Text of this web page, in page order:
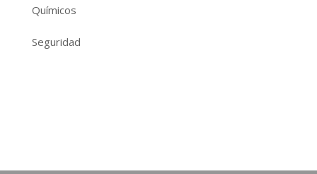
Químicos
Seguridad